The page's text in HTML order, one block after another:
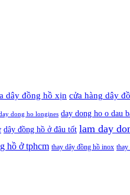
dây đồng hồ xịn cửa hàng dây
dong ho longines day dong ho o dau
dây đồng hồ ở đâu tốt lam day
hồ ở tphcm thay dây đồng hồ inox thay